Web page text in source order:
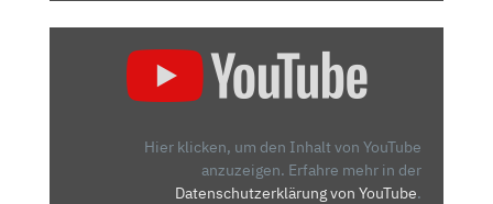
WRANGLER
Hier klicken, um den Inhalt von YouTube
anzuzeigen. Erfahre mehr in der
Datenschutzerklärung von YouTube.